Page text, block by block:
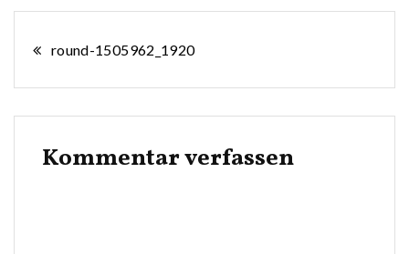
Beitragsnavigation
round-1505962_1920
Kommentar verfassen